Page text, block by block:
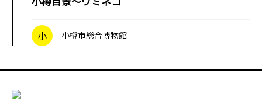
小 小樽市総合博物館